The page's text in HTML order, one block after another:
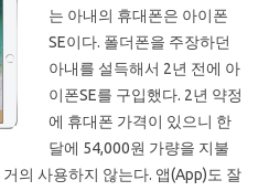
는 아내의 휴대폰은 아이폰
SE이다. 폴더폰을 주장하던
아내를 설득해서 2년 전에 아
이폰SE를 구입했다. 2년 약정
에 휴대폰 가격이 있으니 한
달에 54,000원 가량을 지불
의 사용하지 않는다. 앱(App)도 잘